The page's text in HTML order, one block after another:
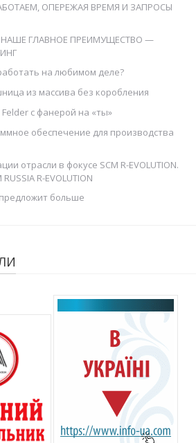
ОПЕРЕЖАЯ ВРЕМЯ И ЗАПРОСЫ
НАШЕ ГЛАВНОЕ ПРЕИМУЩЕСТВО —
на любимом деле?
из массива без коробления
с фанерой на «ты»
обеспечение для производства
отрасли в фокусе SCM R-EVOLUTION.
R-EVOLUTION
больше